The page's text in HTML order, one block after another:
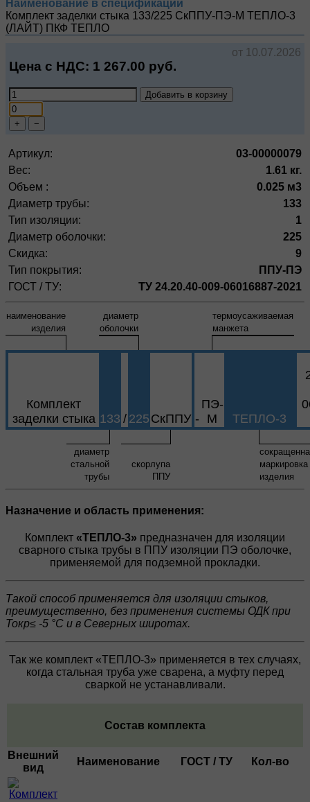
Наименование в спецификации
Комплект заделки стыка 133/225 СкППУ-ПЭ-М ТЕПЛО-3
(ЛАЙТ) ПКФ ТЕПЛО
от 10.07.2026
Цена с НДС: 1 267.00 руб.
Добавить в корзину
+ −
Артикул:
03-00000079
Вес:
1.61 кг.
Объем :
0.025 м3
Диаметр трубы:
133
Тип изоляции:
1
Диаметр оболочки:
225
Скидка:
9
Тип покрытия:
ППУ-ПЭ
ГОСТ / ТУ:
ТУ 24.20.40-009-06016887-2021
наименование
изделия
диаметр
оболочки
термоусаживаемая
манжета
Комплект
заделки стыка 133 / 225 СкППУ -
ПЭ-
М
ТЕПЛО-3
диаметр
стальной
трубы
скорлупа
ППУ
маркировка
изделия
Назначение и область применения:
Комплект «ТЕПЛО-3» предназначен для изоляции
сварного стыка трубы в ППУ изоляции ПЭ оболочке,
применяемой для подземной прокладки.
Такой способ применяется для изоляции стыков,
преимущественно, без применения системы ОДК при
Токр≤ -5 °С и в Северных широтах.
Так же комплект «ТЕПЛО-3» применяется в тех случаях,
когда стальная труба уже сварена, а муфту перед
сваркой не устанавливали.
Состав комплекта
Внешний
вид
Наименование ГОСТ / ТУ Кол-во